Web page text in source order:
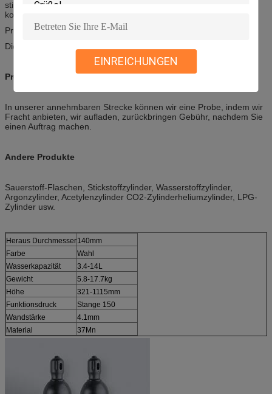
EINREICHUNGEN
stille Entdeckung 3.X-ray, zum der cirumferential Schweißung zu
kontrollieren.
Prüfung 4.Hydraulic.
Dichtheitsprüfung 5.Air.
Probe
In unserer annehmbaren Strecke können wir eine Probe, indem wir
Fracht anbieten, wir aufladen, zurückbringen Gebühr, nachdem Sie
einen Auftrag machen.
Andere Produkte
Sauerstoff-Flaschen, Stickstoffzylinder, Wasserstoffzylinder,
Argonzylinder, Acetylenzylinder CO2-Zylinderheliumzylinder, LPG-
Zylinder usw.
Heraus Durchmesser140mm
Farbe
Wahl
Wasserkapazität
3.4-14L
Gewicht
5.8-17.7kg
Höhe
321-1115mm
Funktionsdruck
Stange 150
Wandstärke
4.1mm
Material
37Mn